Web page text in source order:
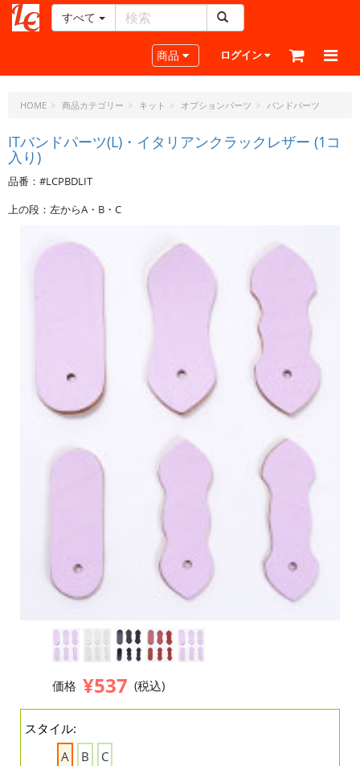
ー
ラ
ト・
ド
ッ
ト・
ジ
すべて
Toggle navigation
商品 ログイン
HOME 商品カテゴリー キット オプションパーツ バンドパーツ
ITバンドパーツ(L)・イタリアンクラックレザー (1コ
入り)
品番：#LCPBDLIT
上の段：左からA・B・C
価格 ¥537 (税込)
スタイル:
A
B C